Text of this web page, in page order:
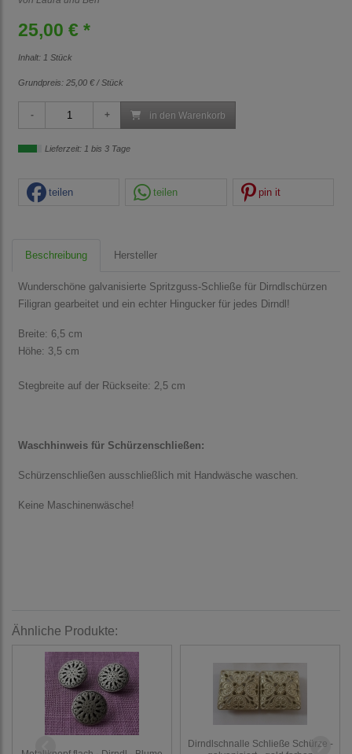
25,00 € *
Inhalt: 1 Stück
Grundpreis: 25,00 € / Stück
in den Warenkorb
Lieferzeit: 1 bis 3 Tage
teilen teilen pin it
Beschreibung Hersteller
Wunderschöne galvanisierte Spritzguss-Schließe für Dirndlschürzen
Filigran gearbeitet und ein echter Hingucker für jedes Dirndl!
Breite: 6,5 cm
Höhe: 3,5 cm
Stegbreite auf der Rückseite: 2,5 cm
Waschhinweis für Schürzenschließen:
Schürzenschließen ausschließlich mit Handwäsche waschen.
Keine Maschinenwäsche!
Ähnliche Produkte:
Dirndlschnalle Schließe Schürze -